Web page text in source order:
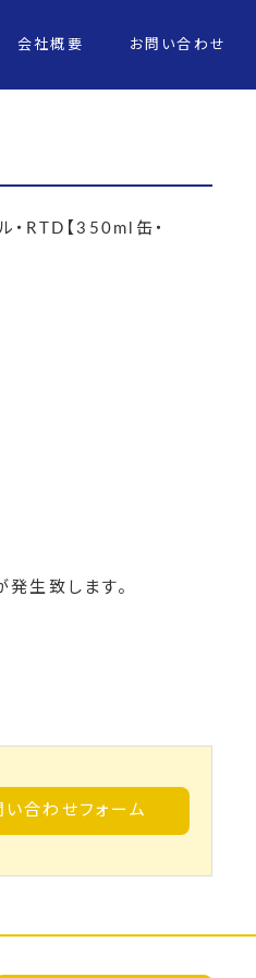
会社概要 お問い合わせ
・RTD【350ml 缶・
生致します。
い合わせフォーム